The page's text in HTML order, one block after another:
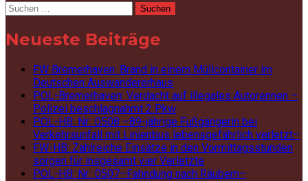
Suchen
Neueste Beiträge
FW Bremerhaven: Brand in einem Müllcontainer im
Deutschen Auswandererhaus
POL-Bremerhaven: Verdacht auf illegales Autorennen –
Polizei beschlagnahmt 2 Pkw
POL-HB: Nr.: 0508 –89-jährige Fußgängerin bei
Verkehrsunfall mit Linienbus lebensgefährlich verletzt–
FW-HB: Zahlreiche Einsätze in den Vormittagsstunden
sorgen für insgesamt vier Verletzte
POL-HB: Nr.: 0507–Fahndung nach Räubern–